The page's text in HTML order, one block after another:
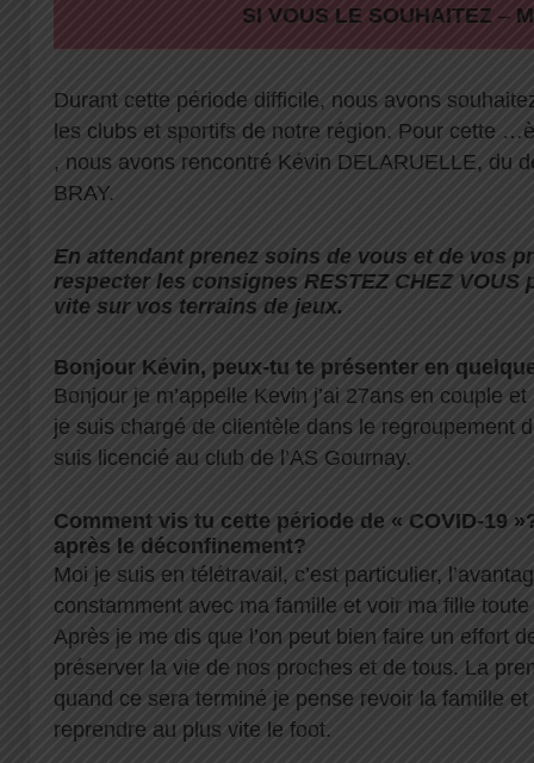
SI VOUS LE SOUHAITEZ –
Durant cette période difficile, nous avons
les clubs et sportifs de notre région. Pour cette
, nous avons rencontré Kévin DELARUELLE, du
BRAY.
En attendant prenez soins de vous et de vos
respecter les consignes RESTEZ CHEZ
vite sur vos terrains de jeux.
Bonjour Kévin, peux-tu te présenter en
Bonjour je m’appelle Kevin j’ai 27ans en couple
je suis chargé de clientèle dans le regroupement
suis licencié au club de l’AS Gournay.
Comment vis tu cette période de « COVID-19
après le déconfinement?
Moi je suis en télétravail, c’est particulier,
constamment avec ma famille et voir ma fille
Après je me dis que l’on peut bien faire un effort
préserver la vie de nos proches et de tous. La
quand ce sera terminé je pense revoir la famille
reprendre au plus vite le foot.